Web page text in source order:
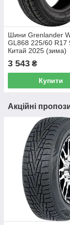
Шини Grenlander
GL868 225/60 R17
Китай 2025 (зима)
3 543 ₴
Купити
Акційні